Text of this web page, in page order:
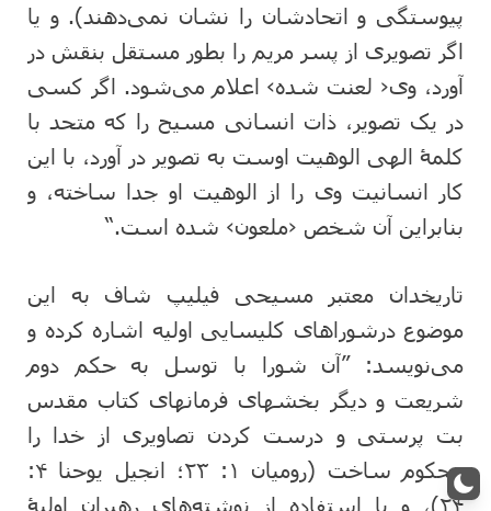
پیوستگی و اتحادشان را نشان نمی‌دهند). و یا
اگر تصویری از پسر مریم را بطور مستقل بنقش در
آورد، وی‹ لعنت شده› اعلام می‌شود. اگر کسی
در یک تصویر، ذات انسانی مسیح را که متحد با
کلمۀ الهی الوهیت اوست به تصویر در آورد، با این
کار انسانیت وی را از الوهیت او جدا ساخته، و
بنابراین آن شخص ‹ملعون› شده است.“
تاریخدان معتبر مسیحی فیلیپ شاف به این
موضوع درشوراهای کلیسایی اولیه اشاره کرده و
می‌نویسد: ”آن شورا با توسل به حکم دوم
شریعت و دیگر بخشهای فرمانهای کتاب مقدس
بت پرستی و درست کردن تصاویری از خدا را
محکوم ساخت (رومیان ۱: ۲۳؛ انجیل یوحنا ۴:
۲۴)، و با استفاده از نوشته‌های رهبران اولیۀ